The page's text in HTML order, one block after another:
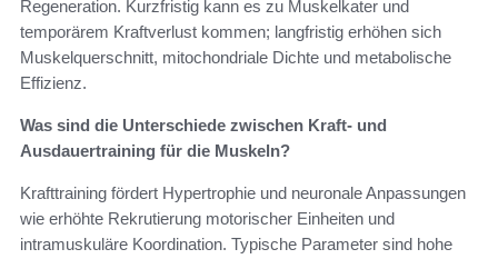
Regeneration. Kurzfristig kann es zu Muskelkater und
temporärem Kraftverlust kommen; langfristig erhöhen sich
Muskelquerschnitt, mitochondriale Dichte und metabolische
Effizienz.
Was sind die Unterschiede zwischen Kraft- und
Ausdauertraining für die Muskeln?
Krafttraining fördert Hypertrophie und neuronale Anpassungen
wie erhöhte Rekrutierung motorischer Einheiten und
intramuskuläre Koordination. Typische Parameter sind hohe